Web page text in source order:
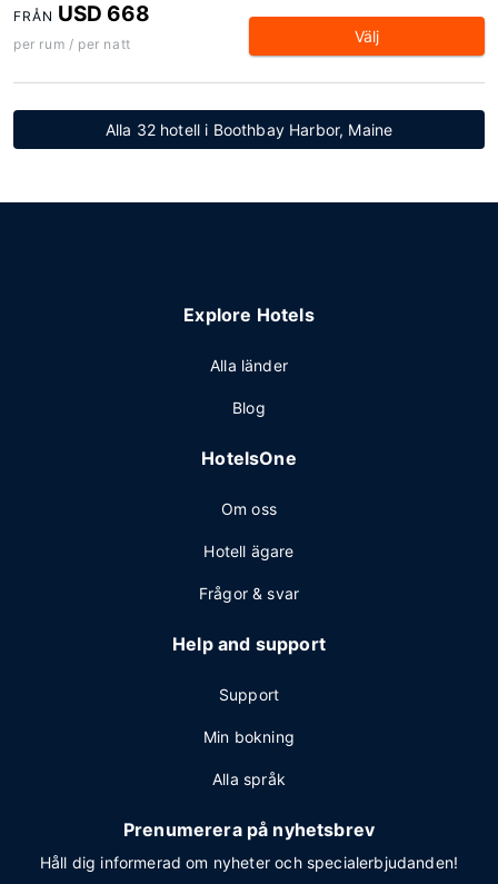
FRÅN USD 668
per rum / per natt Välj
Alla 32 hotell i Boothbay Harbor, Maine
Explore Hotels
Alla länder
Blog
HotelsOne
Om oss
Hotell ägare
Frågor & svar
Help and support
Support
Min bokning
Alla språk
Prenumerera på nyhetsbrev
Håll dig informerad om nyheter och specialerbjudanden!